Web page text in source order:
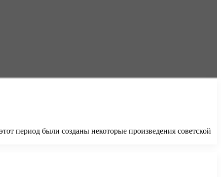
период были созданы некоторые произведения советской